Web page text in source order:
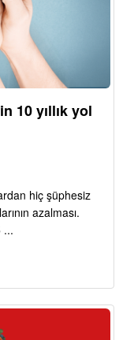
10 yıllık yol
hiç şüphesiz
azalması.
...